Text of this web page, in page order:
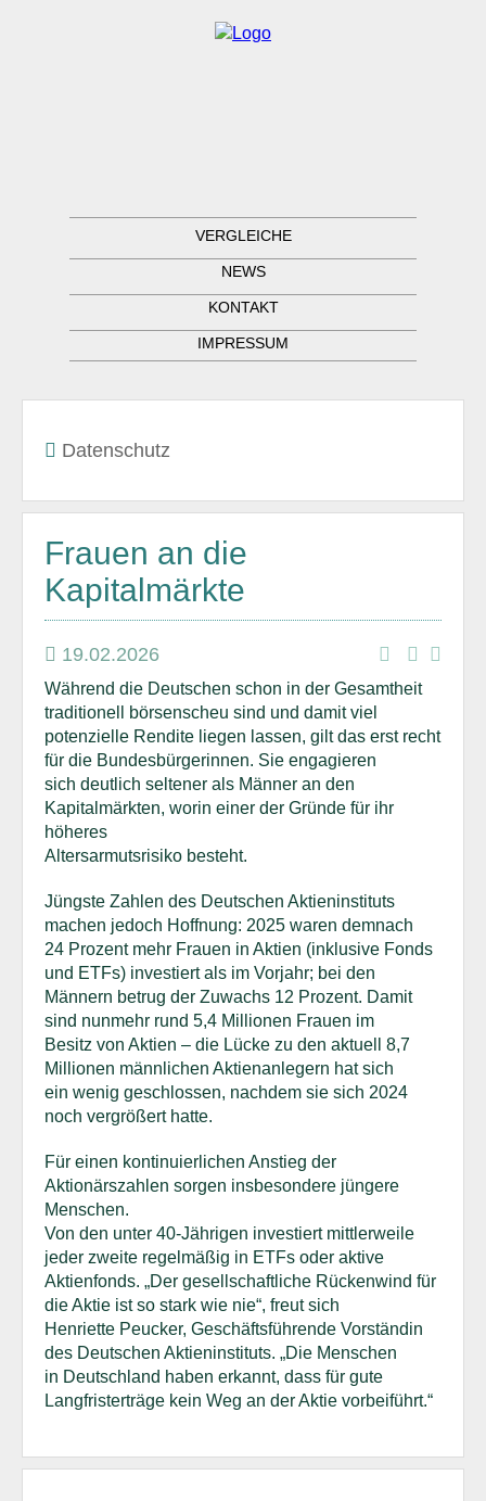
VERGLEICHE
NEWS
KONTAKT
IMPRESSUM
Datenschutz
Frauen an die
Kapitalmärkte
19.02.2026
Während die Deutschen schon in der Gesamtheit
traditionell börsenscheu sind und damit viel
potenzielle Rendite liegen lassen, gilt das erst recht
für die Bundesbürgerinnen. Sie engagieren
sich deutlich seltener als Männer an den
Kapitalmärkten, worin einer der Gründe für ihr
höheres
Altersarmutsrisiko besteht.
Jüngste Zahlen des Deutschen Aktieninstituts
machen jedoch Hoffnung: 2025 waren demnach
24 Prozent mehr Frauen in Aktien (inklusive Fonds
und ETFs) investiert als im Vorjahr; bei den
Männern betrug der Zuwachs 12 Prozent. Damit
sind nunmehr rund 5,4 Millionen Frauen im
Besitz von Aktien – die Lücke zu den aktuell 8,7
Millionen männlichen Aktienanlegern hat sich
ein wenig geschlossen, nachdem sie sich 2024
noch vergrößert hatte.
Für einen kontinuierlichen Anstieg der
Aktionärszahlen sorgen insbesondere jüngere
Menschen.
Von den unter 40-Jährigen investiert mittlerweile
jeder zweite regelmäßig in ETFs oder aktive
Aktienfonds. „Der gesellschaftliche Rückenwind für
die Aktie ist so stark wie nie“, freut sich
Henriette Peucker, Geschäftsführende Vorständin
des Deutschen Aktieninstituts. „Die Menschen
in Deutschland haben erkannt, dass für gute
Langfristerträge kein Weg an der Aktie vorbeiführt.“